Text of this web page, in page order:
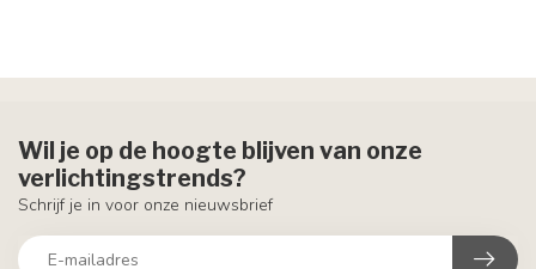
Wil je op de hoogte blijven van onze
verlichtingstrends?
Schrijf je in voor onze nieuwsbrief